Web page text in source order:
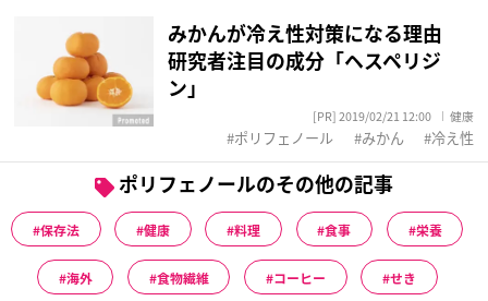
みかんが冷え性対策になる理由
研究者注目の成分「ヘスペリジ
ン」
[PR] 2019/02/21 12:00 健康
ポリフェノール みかん 冷え性
ポリフェノールのその他の記事
保存法 健康 料理 食事 栄養
海外 食物繊維 コーヒー せき